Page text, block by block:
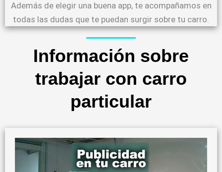
Además de elegir una buena app, te acompañamos en
todas las dudas que te puedan surgir sobre tu carro.
Información sobre
trabajar con carro
particular